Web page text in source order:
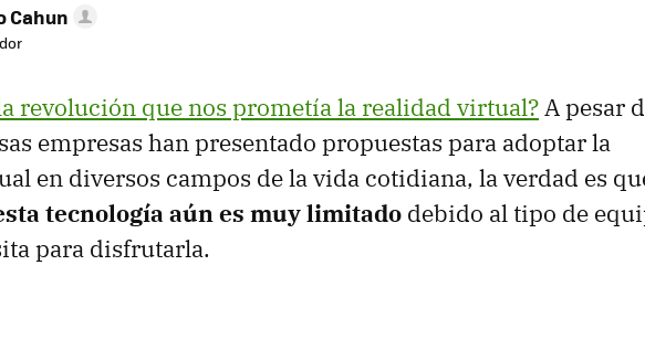
Cahun
revolución que nos prometía la realidad virtual?A pesar
empresas han presentado propuestas para adoptar la
en diversos campos de la vida cotidiana, la verdad es
tecnología aún es muy limitado debido al tipo de
para disfrutarla.